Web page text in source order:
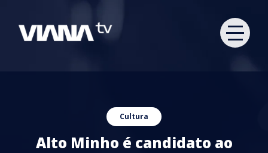
Cultura
Alto Minho é candidato ao